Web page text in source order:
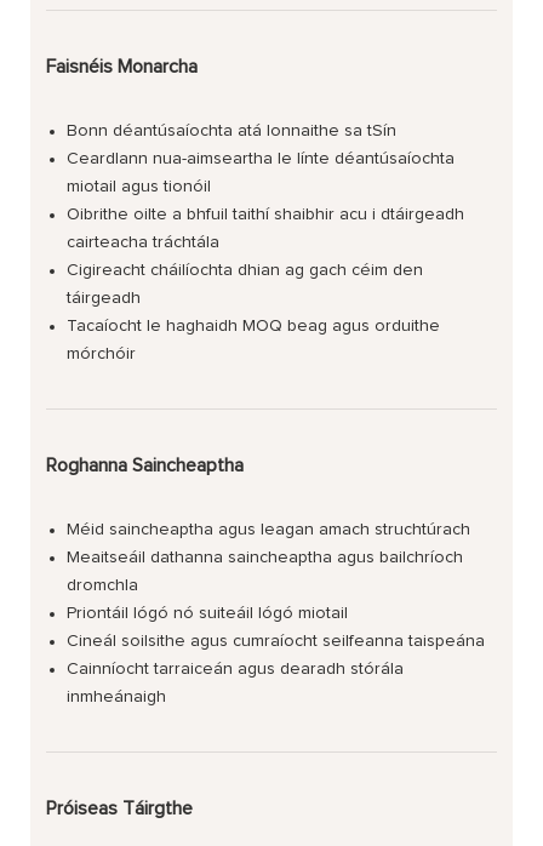
Faisnéis Monarcha
Bonn déantúsaíochta atá lonnaithe sa tSín
Ceardlann nua-aimseartha le línte déantúsaíochta
miotail agus tionóil
Oibrithe oilte a bhfuil taithí shaibhir acu i dtáirgeadh
cairteacha tráchtála
Cigireacht cháilíochta dhian ag gach céim den
táirgeadh
Tacaíocht le haghaidh MOQ beag agus orduithe
mórchóir
Roghanna Saincheaptha
Méid saincheaptha agus leagan amach struchtúrach
Meaitseáil dathanna saincheaptha agus bailchríoch
dromchla
Priontáil lógó nó suiteáil lógó miotail
Cineál soilsithe agus cumraíocht seilfeanna taispeána
Cainníocht tarraiceán agus dearadh stórála
inmheánaigh
Próiseas Táirgthe